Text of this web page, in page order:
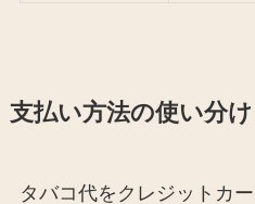
支払い方法の使い分け
タバコ代をクレジットカ